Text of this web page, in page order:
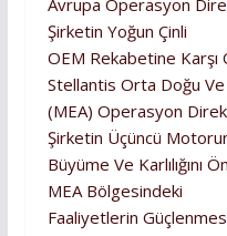
Avrupa Operasyon
Şirketin Yoğun Çinli
OEM Rekabetine Karşı
Stellantis Orta Doğu
(MEA) Operasyon
Şirketin Üçüncü
Büyüme Ve Karlılığını
MEA Bölgesindeki
Faaliyetlerin